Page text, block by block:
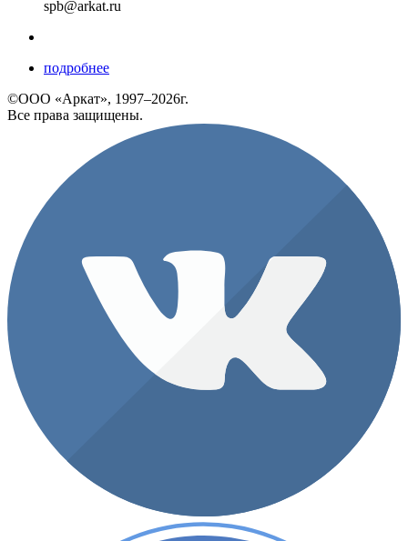
spb@arkat.ru
подробнее
©ООО «Аркат», 1997–2026г.
Все права защищены.